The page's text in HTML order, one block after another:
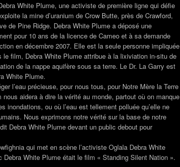
White Plume, une activiste de première ligne qui défie
la mine d’uranium de Crow Butte, près de Crawford,
de Pine Ridge. Debra White Plume a déposé une
pour 10 ans de la licence de Cameo et à sa demande
en décembre 2007. Elle est la seule personne impliquée
film, Debra White Plume attribue à la lixiviation in-situ de
de la nappe aquifère sous sa terre. Le Dr. La Garry est
White Plume.
l’eau précieuse, pour nous tous, pour Notre Mère la Terre
aidera à dire la vérité au monde, partout où on manque
inondations, ou où l’eau est tellement polluée qu’elle ne
Nous exprimons notre vérité sur la base de notre
Debra White Plume devant un public debout pour
qui met en scène l’activiste Oglala Debra White
Debra White Plume était le film « Standing Silent Nation ».